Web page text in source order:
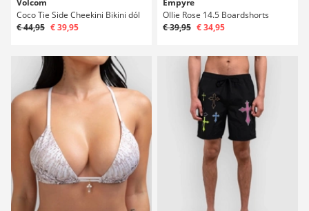
Volcom
Coco Tie Side Cheekini Bikini dól
€ 44,95 € 39,95
Empyre
Ollie Rose 14.5 Boardshorts
€ 39,95 € 34,95